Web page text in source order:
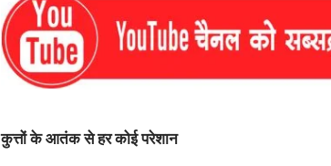
कुत्तों के आतंक से हर कोई परेशान